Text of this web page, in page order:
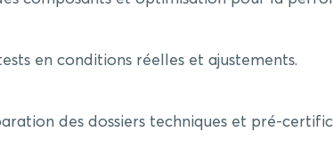
en conditions réelles et ajustements.
des dossiers techniques et pré-